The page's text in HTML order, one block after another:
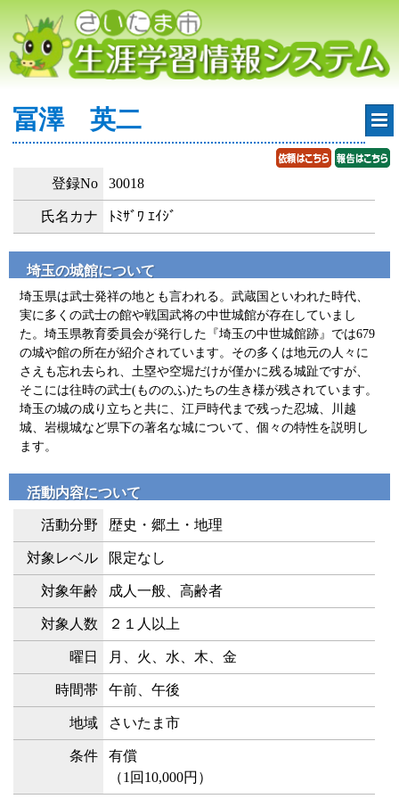
冨澤 英二
登録No 30018
氏名カナ ﾄﾐｻﾞﾜ ｴｲｼﾞ
埼玉の城館について
埼玉県は武士発祥の地とも言われる。武蔵国といわれた時代、
実に多くの武士の館や戦国武将の中世城館が存在していまし
た。埼玉県教育委員会が発行した『埼玉の中世城館跡』では679
の城や館の所在が紹介されています。その多くは地元の人々に
さえも忘れ去られ、土塁や空堀だけが僅かに残る城趾ですが、
そこには往時の武士(もののふ)たちの生き様が残されています。
埼玉の城の成り立ちと共に、江戸時代まで残った忍城、川越
城、岩槻城など県下の著名な城について、個々の特性を説明し
ます。
活動内容について
活動分野 歴史・郷土・地理
対象レベル 限定なし
対象年齢 成人一般、高齢者
対象人数 ２１人以上
曜日 月、火、水、木、金
時間帯 午前、午後
地域 さいたま市
条件
有償
（1回10,000円）